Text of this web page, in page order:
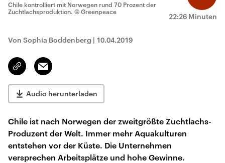
22:26 Minuten
Chile kontrolliert mit Norwegen rund 70 Prozent der
Zuchtlachsproduktion. © Greenpeace
Von Sophia Boddenberg | 10.04.2019
Link
kopieren/teilen
Email
Audio herunterladen
Chile ist nach Norwegen der zweitgrößte Zuchtlachs-
Produzent der Welt. Immer mehr Aquakulturen
entstehen vor der Küste. Die Unternehmen
versprechen Arbeitsplätze und hohe Gewinne.